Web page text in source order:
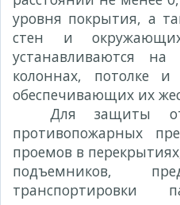
уровня покрытия, а
стен и
устанавливаются на
колоннах, потолке и
обеспечивающих их
Для защиты
противопожарных
проемов в
подъемников,
транспортировки